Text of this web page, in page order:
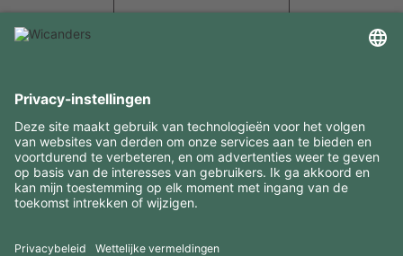
INTERESSANTE INFORMATIE
MIDDELEN
CONTACTEN